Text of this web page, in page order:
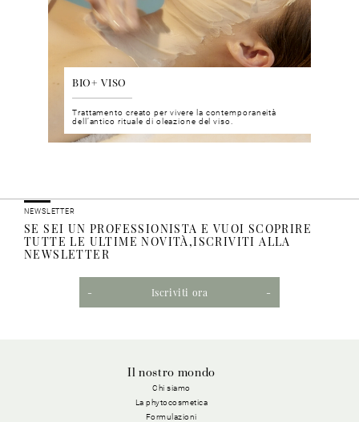
BIO+ VISO
Trattamento creato per vivere la contemporaneità
dell’antico rituale di oleazione del viso.
NEWSLETTER
SE SEI UN PROFESSIONISTA E VUOI SCOPRIRE
TUTTE LE ULTIME NOVITÀ,ISCRIVITI ALLA
NEWSLETTER
Iscriviti ora
Il nostro mondo
Chi siamo
La phytocosmetica
Formulazioni